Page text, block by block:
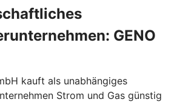
GENO
kauft als unabhängiges
Strom und Gas günstig